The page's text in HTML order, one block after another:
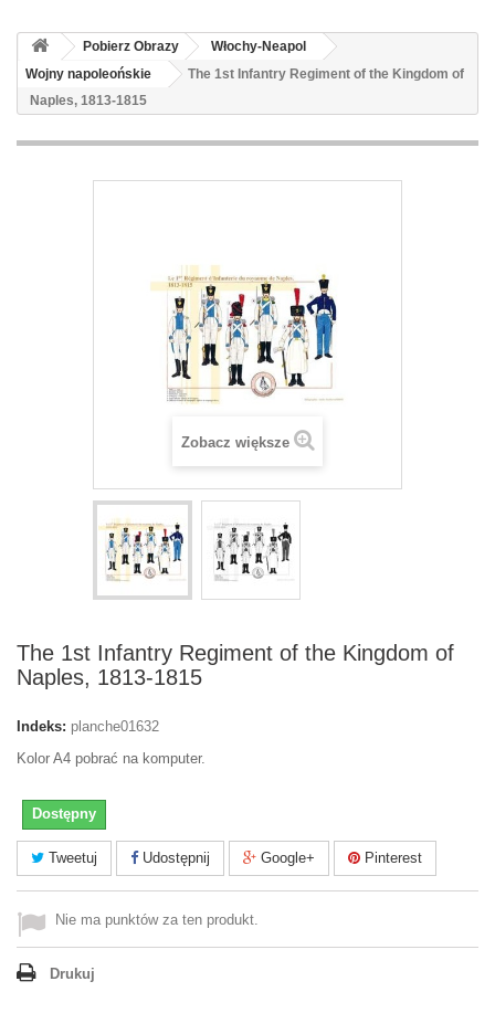
Pobierz Obrazy
Włochy-Neapol
Wojny napoleońskie
The 1st Infantry Regiment of the Kingdom of
Naples, 1813-1815
Zobacz większe
The 1st Infantry Regiment of the Kingdom of
Naples, 1813-1815
Indeks: planche01632
Kolor A4 pobrać na komputer.
Dostępny
Tweetuj Udostępnij Google+ Pinterest
Nie ma punktów za ten produkt.
Drukuj